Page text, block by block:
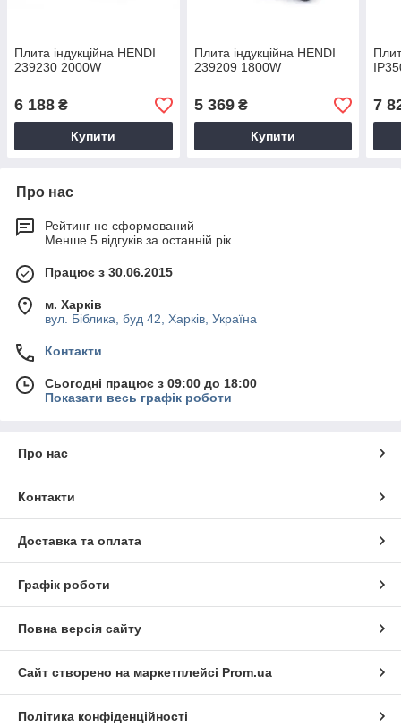
Плита індукційна HENDI
239230 2000W
6 188 ₴
Купити
Плита індукційна HENDI
239209 1800W
5 369₴
Купити
7
Про нас
Рейтинг не сформований
Менше 5 відгуків за останній рік
Працює з 30.06.2015
м. Харків
вул. Біблика, буд 42, Харків, Україна
Контакти
Сьогодні працює з 09:00 до 18:00
Показати весь графік роботи
Про нас
Контакти
Доставка та оплата
Графік роботи
Повна версія сайту
Сайт створено на маркетплейсі Prom.ua
Політика конфіденційності